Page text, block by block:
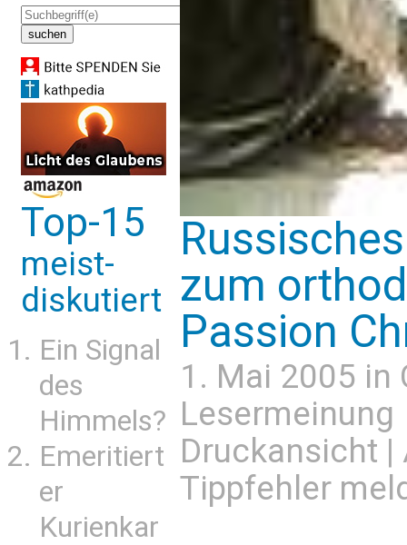
Top-15
meist-
diskutiert
Ein Signal
des
Himmels?
Emeritiert
er
Kurienkar
zum
Passion
1. Mai 2005 in
Lesermeinung
Druckansicht |
Tippfehler